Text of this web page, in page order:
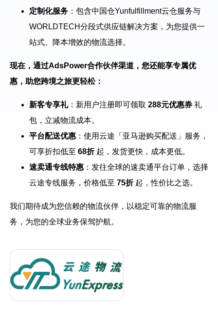
定制化服务 ：包含中国仓Yunfulfillment云仓服务与
WORLDTECH分段式供应链解决方案，为您提供一
站式、降本增效的物流选择。
现在，通过AdsPower合作伙伴渠道，您还能享专属优
惠，助您跨境之旅更轻松：
新客专享礼：新用户注册即可领取 288元优惠券 礼
包，立减物流成本。
平台配送优惠 ：使用云途「亚马逊购买配送」服务，
可享折扣低至 68折起，发货更快，成本更低。
速卖通专线特惠 ：发往全球的速卖通平台订单，选择
云途专线服务，价格低至 75折起，性价比之选。
我们期待成为您信赖的物流伙伴，以稳定可靠的物流服
务，为您的全球业务保驾护航。